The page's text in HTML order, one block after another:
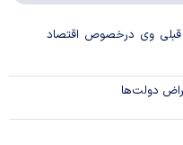
قبلی وی درخصوص اقتصاد
دولت‌ها